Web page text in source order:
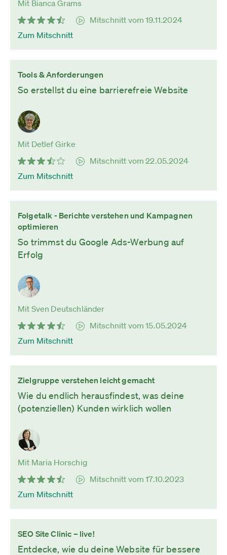
Mit Bianca Grams
Mitschnitt vom 19.11.2024
Zum Mitschnitt
Tools & Anforderungen
So erstellst du eine barrierefreie Website
Mit Detlef Girke
Mitschnitt vom 22.05.2024
Zum Mitschnitt
Folgetalk - Berichte verstehen und Kampagnen
optimieren
So trimmst du Google Ads-Werbung auf
Erfolg
Mit Sven Deutschländer
Mitschnitt vom 15.05.2024
Zum Mitschnitt
Zielgruppe verstehen leicht gemacht
Wie du endlich herausfindest, was deine
(potenziellen) Kunden wirklich wollen
Mit Maria Horschig
Mitschnitt vom 17.10.2023
Zum Mitschnitt
SEO Site Clinic – live!
Entdecke, wie du deine Website für bessere